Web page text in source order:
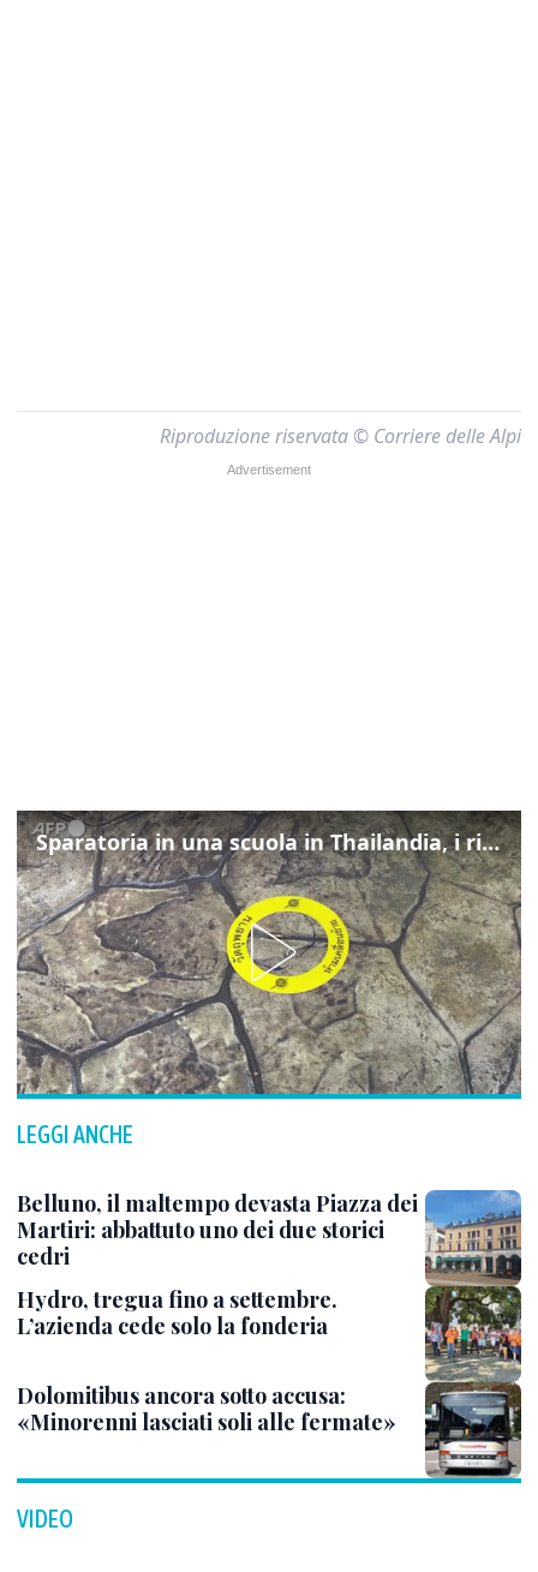
Riproduzione riservata © Corriere delle Alpi
Sparatoria in una scuola in Thailandia, i rilievi della polizia
LEGGI ANCHE
Belluno, il maltempo devasta Piazza dei
Martiri: abbattuto uno dei due storici
cedri
Hydro, tregua fino a settembre.
L’azienda cede solo la fonderia
Dolomitibus ancora sotto accusa:
«Minorenni lasciati soli alle fermate»
VIDEO